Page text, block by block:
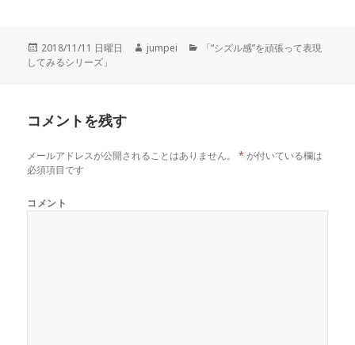
投
稿
2018/11/11 日曜日
作
jumpei
カ
「“シズル感”を頑張って表現
してみるシリーズ」
コメントを残す
メールアドレスが公開されることはありません。 * が付いている欄は
必須項目です
コメント